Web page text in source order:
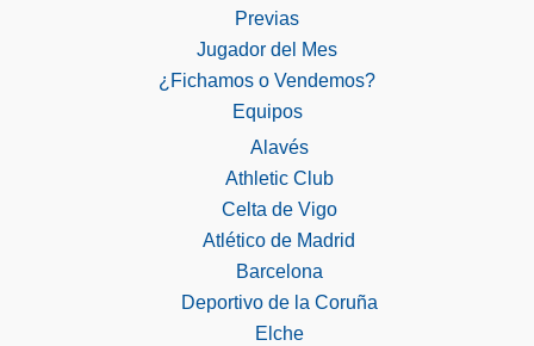
Previas
Jugador del Mes
¿Fichamos o Vendemos?
Equipos
Alavés
Athletic Club
Celta de Vigo
Atlético de Madrid
Barcelona
Deportivo de la Coruña
Elche